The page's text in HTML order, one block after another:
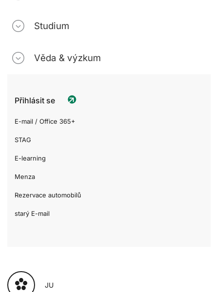
Studium
Věda & výzkum
Přihlásit se
E-mail / Office 365+
STAG
E-learning
Menza
Rezervace automobilů
starý E-mail
JU